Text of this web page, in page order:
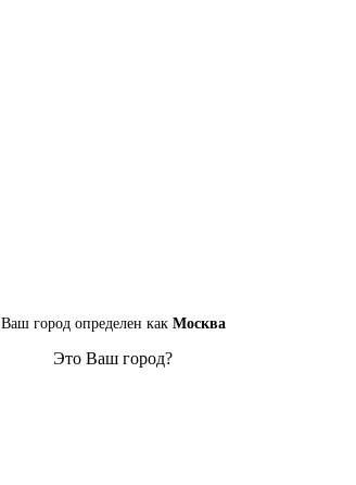
Ваш город определен как Москва
Это Ваш город?